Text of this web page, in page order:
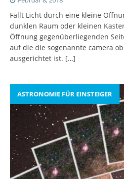
Fällt Licht durch eine kleine
dunklen Raum oder kleinen
Öffnung gegenüberliegenden
auf die die sogenannte camera
ausgerichtet ist. […]
ASTRONOMIE FÜR EINSTEIGER